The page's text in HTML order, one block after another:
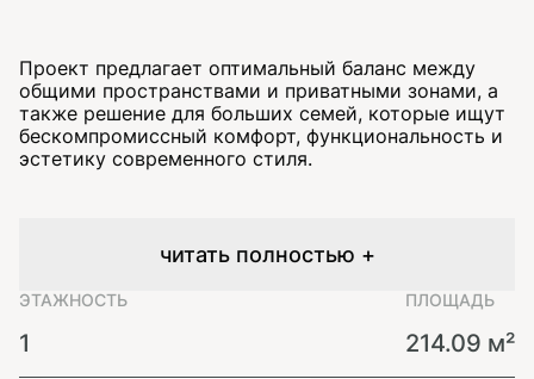
Проект предлагает оптимальный баланс между
общими пространствами и приватными зонами, а
также решение для больших семей, которые ищут
бескомпромиссный комфорт, функциональность и
эстетику современного стиля.
читать полностью +
ЭТАЖНОСТЬ
1
ПЛОЩАДЬ
214.09 м²